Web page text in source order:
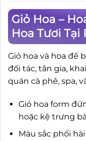
Giỏ Hoa –
Hoa Tươi Tại
Giỏ hoa và hoa để
đối tác, tân gia,
quán cà phê, spa,
Giỏ hoa form
hoặc kệ trưng
Màu sắc phối